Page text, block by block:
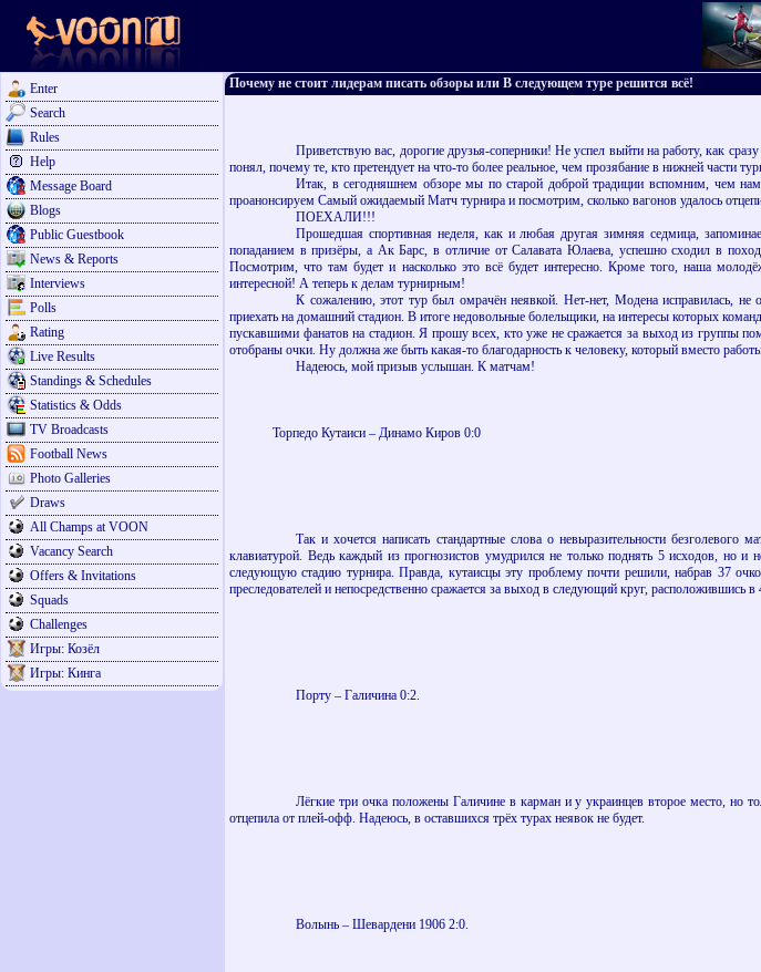
Enter
Search
Rules
Help
Message Board
Blogs
Public Guestbook
News & Reports
Interviews
Polls
Rating
Live Results
Standings & Schedules
Statistics & Odds
TV Broadcasts
Football News
Photo Galleries
Draws
All Champs at VOON
Vacancy Search
Offers & Invitations
Squads
Challenges
Игры: Козёл
Игры: Кинга
Почему не стоит лидерам писать обзоры или В следующем туре решится всё!
Приветствую вас, дорогие друзья-соперники! Не успел выйти на работу, как
понял, почему те, кто претендует на что-то более реальное, чем прозябание в нижней
Итак, в сегодняшнем обзоре мы по старой доброй традиции вспомним, чем
проанонсируем Самый ожидаемый Матч турнира и посмотрим, сколько вагонов удалось
ПОЕХАЛИ!!!
Прошедшая спортивная неделя, как и любая другая зимняя седмица,
попаданием в призёры, а Ак Барс, в отличие от Салавата Юлаева, успешно сходил в
Посмотрим, что там будет и насколько это всё будет интересно. Кроме того, наша
интересной! А теперь к делам турнирным!
К сожалению, этот тур был омрачён неявкой. Нет-нет, Модена исправилась,
приехать на домашний стадион. В итоге недовольные болельщики, на интересы которых
пускавшими фанатов на стадион. Я прошу всех, кто уже не сражается за выход из группы
отобраны очки. Ну должна же быть какая-то благодарность к человеку, который вместо
Надеюсь, мой призыв услышан. К матчам!
Торпедо Кутаиси – Динамо Киров 0:0
Так и хочется написать стандартные слова о невыразительности
клавиатурой. Ведь каждый из прогнозистов умудрился не только поднять 5 исходов, но
следующую стадию турнира. Правда, кутаисцы эту проблему почти решили, набрав 37
преследователей и непосредственно сражается за выход в следующий круг,
Порту – Галичина 0:2.
Лёгкие три очка положены Галичине в карман и у украинцев второе место, но
отцепила от плей-офф. Надеюсь, в оставшихся трёх турах неявок не будет.
Волынь – Шевардени 1906 2:0.